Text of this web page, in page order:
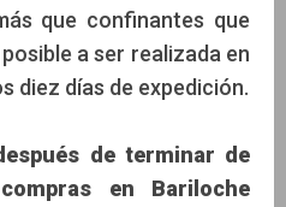
que confinantes que
a ser realizada en
diez días de expedición.
de terminar de
en Bariloche